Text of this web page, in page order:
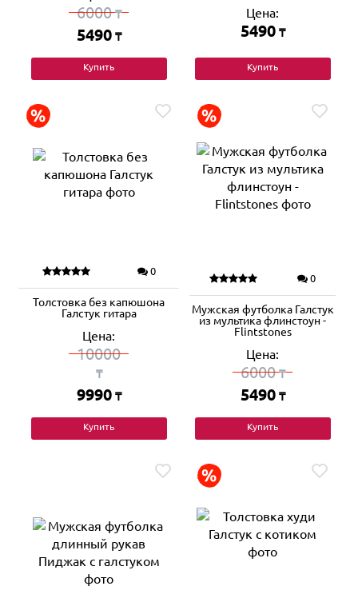
6000₸
5490 ₸
Купить
Цена:
5490 ₸
Купить
0
Толстовка без капюшона
Галстук гитара
Цена:
10000
₸
9990 ₸
Купить
0
Мужская футболка Галстук
из мультика флинстоун -
Flintstones
Цена:
6000₸
5490 ₸
Купить